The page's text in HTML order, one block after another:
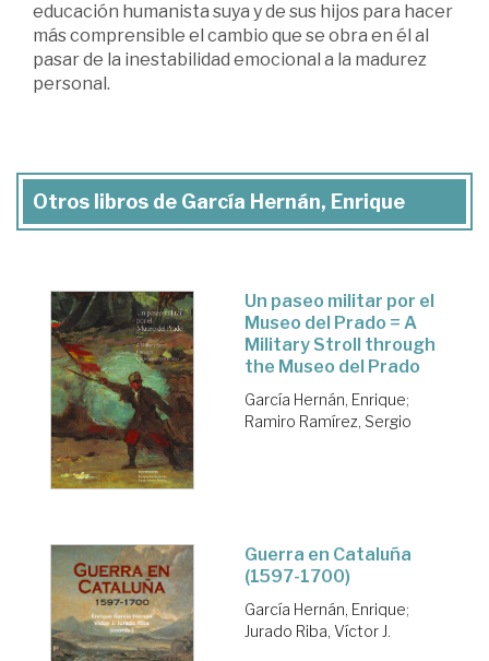
educación humanista suya y de sus hijos para hacer
más comprensible el cambio que se obra en él al
pasar de la inestabilidad emocional a la madurez
personal.
Otros libros de García Hernán, Enrique
Un paseo militar por el
Museo del Prado = A
Military Stroll through
the Museo del Prado
García Hernán, Enrique;
Ramiro Ramírez, Sergio
Guerra en Cataluña
(1597-1700)
García Hernán, Enrique;
Jurado Riba, Víctor J.